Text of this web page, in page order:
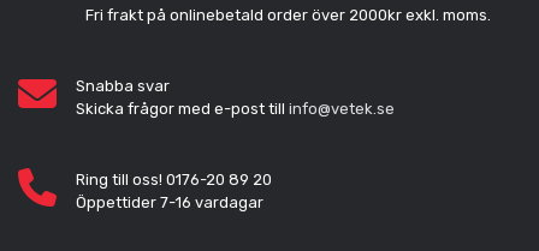
Fri frakt på onlinebetald order över 2000kr exkl. moms.
Snabba svar
Skicka frågor med e-post till info@vetek.se
Ring till oss! 0176-20 89 20
Öppettider 7-16 vardagar